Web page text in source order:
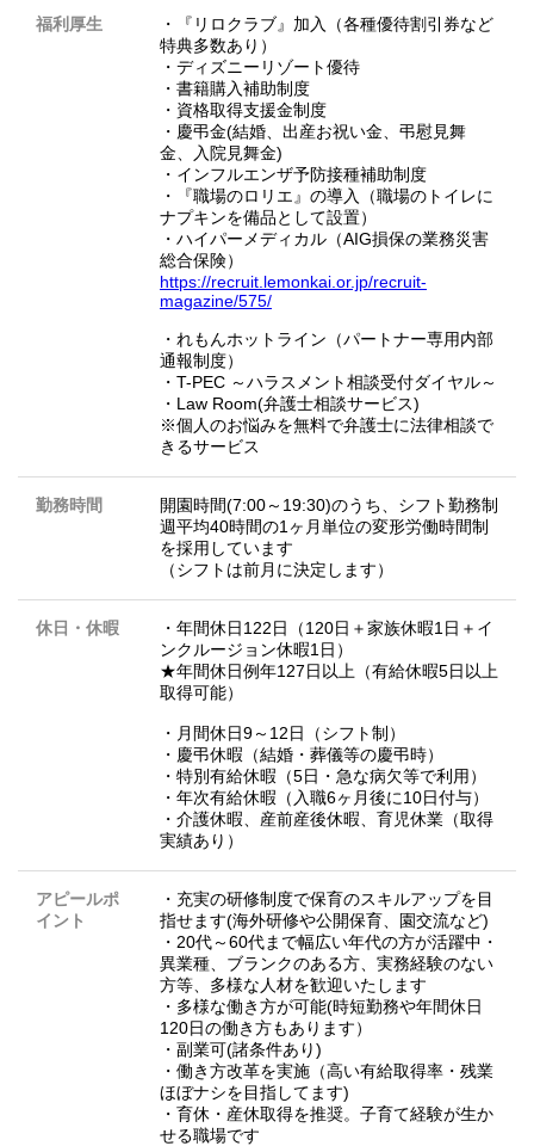
福利厚生
・『リロクラブ』加入（各種優待割引券など
特典多数あり）
・ディズニーリゾート優待
・書籍購入補助制度
・資格取得支援金制度
・慶弔金(結婚、出産お祝い金、弔慰見舞
金、入院見舞金)
・インフルエンザ予防接種補助制度
・『職場のロリエ』の導入（職場のトイレに
ナプキンを備品として設置）
・ハイパーメディカル（AIG損保の業務災害
総合保険）
https://recruit.lemonkai.or.jp/recruit-
magazine/575/
・れもんホットライン（パートナー専用内部
通報制度）
・T-PEC ～ハラスメント相談受付ダイヤル～
・Law Room(弁護士相談サービス)
※個人のお悩みを無料で弁護士に法律相談で
きるサービス
勤務時間
開園時間(7:00～19:30)のうち、シフト勤務制
週平均40時間の1ヶ月単位の変形労働時間制
を採用しています
（シフトは前月に決定します）
休日・休暇
・年間休日122日（120日＋家族休暇1日＋イ
ンクルージョン休暇1日）
★年間休日例年127日以上（有給休暇5日以上
取得可能）
・月間休日9～12日（シフト制）
・慶弔休暇（結婚・葬儀等の慶弔時）
・特別有給休暇（5日・急な病欠等で利用）
・年次有給休暇（入職6ヶ月後に10日付与）
・介護休暇、産前産後休暇、育児休業（取得
実績あり）
アピールポ
イント
・充実の研修制度で保育のスキルアップを目
指せます(海外研修や公開保育、園交流など)
・20代～60代まで幅広い年代の方が活躍中・
異業種、ブランクのある方、実務経験のない
方等、多様な人材を歓迎いたします
・多様な働き方が可能(時短勤務や年間休日
120日の働き方もあります）
・副業可(諸条件あり)
・働き方改革を実施（高い有給取得率・残業
ほぼナシを目指してます)
・育休・産休取得を推奨。子育て経験が生か
せる職場です